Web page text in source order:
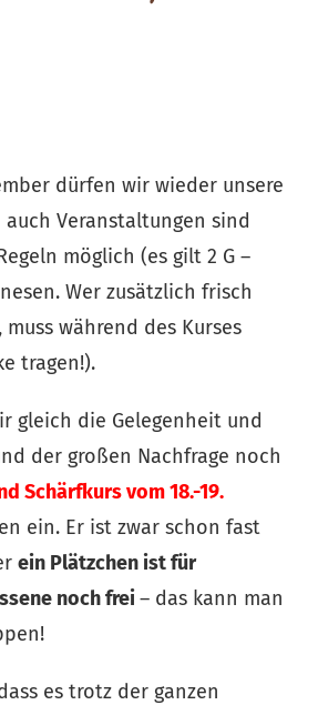
dürfen wir wieder unsere
Veranstaltungen sind
möglich (es gilt 2 G –
Wer zusätzlich frisch
muss während des Kurses
tragen!).
gleich die Gelegenheit und
der großen Nachfrage noch
Schärfkurs vom 18.-19.
ein. Er ist zwar schon fast
ein Plätzchen ist für
noch frei– das kann man
es trotz der ganzen